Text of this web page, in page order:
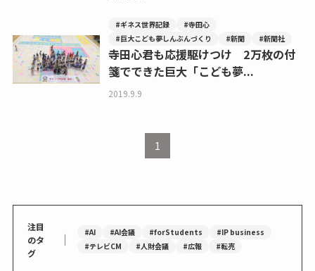
#ギネス世界記録
#寺田心
#巨大こども夢しんぶんづくり
#新聞 #新聞社
寺田心君も応援駆けつけ 2万枚の付
箋でできた巨大「こども夢...
2019.9.9
1
注目
のタ
グ
｜ #AI #AI会議 #forStudents
#IP business
#テレビCM
#人財会議 #広報 #転売